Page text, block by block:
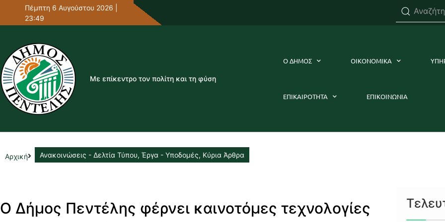
Πέμπτη 6 Αυγούστου 2026 |
23:49
Με επίκεντρο τον πολίτη και τη φύση
Ο ΔΗΜΟΣ ΟΙΚΟΝΟΜΙΚΑ
ΕΠΙΚΑΙΡΟΤΗΤΑ ΕΠΙΚΟΙΝΩΝΙΑ
Αρχική Ανακοινώσεις - Δελτία Τύπου, Έργα - Υποδομές, Κύρια Άρθρα
Ο Δήμος Πεντέλης φέρνει καινοτόμες τεχνολογίες